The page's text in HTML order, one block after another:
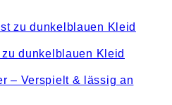
dunkelblauen Kleid